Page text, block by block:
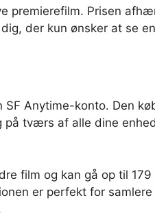
premierefilm. Prisen
der kun ønsker at se
Anytime-konto. Den
på tværs af alle dine
film og kan gå op til 179
er perfekt for